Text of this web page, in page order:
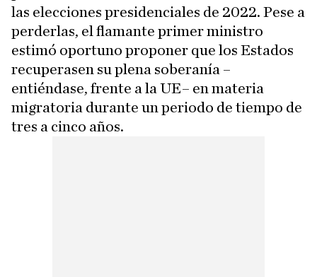
las elecciones presidenciales de 2022. Pese a
perderlas, el flamante primer ministro
estimó oportuno proponer que los Estados
recuperasen su plena soberanía –
entiéndase, frente a la UE– en materia
migratoria durante un periodo de tiempo de
tres a cinco años.